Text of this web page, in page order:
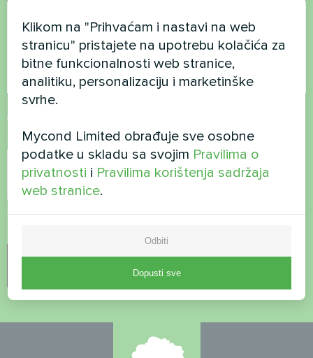
Sigurnosna provjera*
Klikom na "Prihvaćam i nastavi na web
stranicu" pristajete na upotrebu kolačića za
bitne funkcionalnosti web stranice,
analitiku, personalizaciju i marketinške
svrhe.
Mycond Limited obrađuje sve osobne
podatke u skladu sa svojim Pravilima o
privatnosti i Pravilima korištenja sadržaja
web stranice.
Odbiti
Dopusti sve